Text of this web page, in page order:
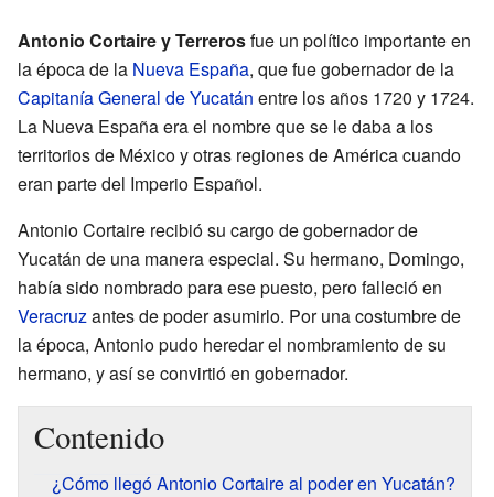
Antonio Cortaire y Terrerosfue un político importante en
la época de la Nueva España, que fue gobernador de la
Capitanía General de Yucatán entre los años 1720 y 1724.
La Nueva España era el nombre que se le daba a los
territorios de México y otras regiones de América cuando
eran parte del Imperio Español.
Antonio Cortaire recibió su cargo de gobernador de
Yucatán de una manera especial. Su hermano, Domingo,
había sido nombrado para ese puesto, pero falleció en
Veracruzantes de poder asumirlo. Por una costumbre de
la época, Antonio pudo heredar el nombramiento de su
hermano, y así se convirtió en gobernador.
Contenido
¿Cómo llegó Antonio Cortaire al poder en Yucatán?